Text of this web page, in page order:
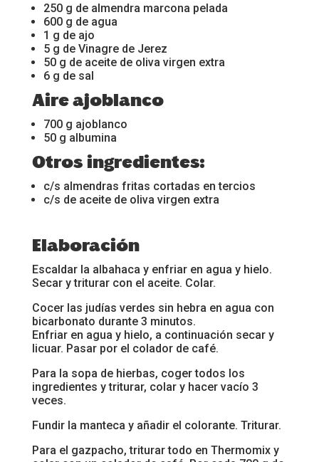
250 g de almendra marcona pelada
600 g de agua
1 g de ajo
5 g de Vinagre de Jerez
50 g de aceite de oliva virgen extra
6 g de sal
Aire ajoblanco
700 g ajoblanco
50 g albumina
Otros ingredientes:
c/s almendras fritas cortadas en tercios
c/s de aceite de oliva virgen extra
Elaboración
Escaldar la albahaca y enfriar en agua y hielo.
Secar y triturar con el aceite. Colar.
Cocer las judías verdes sin hebra en agua con
bicarbonato durante 3 minutos.
Enfriar en agua y hielo, a continuación secar y
licuar. Pasar por el colador de café.
Para la sopa de hierbas, coger todos los
ingredientes y triturar, colar y hacer vacío 3
veces.
Fundir la manteca y añadir el colorante. Triturar.
Para el gazpacho, triturar todo en Thermomix y